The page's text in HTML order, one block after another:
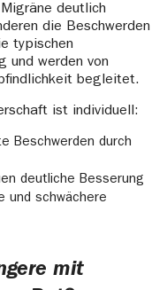
deutlich
die Beschwerden
typischen
und werden von
begleitet.
ist individuell:
Beschwerden durch
deutliche Besserung
und schwächere
mit